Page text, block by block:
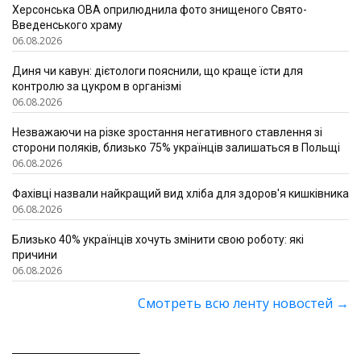
Херсонська ОВА оприлюднила фото знищеного Свято-
Введенського храму
06.08.2026
Диня чи кавун: дієтологи пояснили, що краще їсти для
контролю за цукром в організмі
06.08.2026
Незважаючи на різке зростання негативного ставлення зі
сторони поляків, близько 75% українців залишаться в Польщі
06.08.2026
Фахівці назвали найкращий вид хліба для здоров'я кишківника
06.08.2026
Близько 40% українців хочуть змінити свою роботу: які
причини
06.08.2026
Смотреть всю ленту новостей →